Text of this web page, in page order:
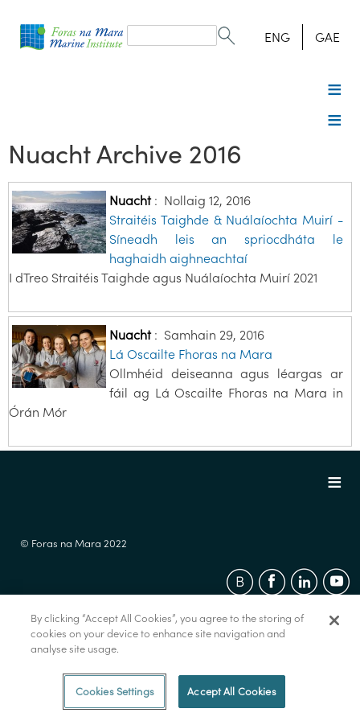
form
Search ENG GAE
Nuacht Archive 2016
Nuacht: Nollaig 12, 2016
Straitéis Taighde & Nuálaíochta Muirí -
Síneadh leis an spriocdháta le
haghaidh aighneachtaí
I dTreo Straitéis Taighde agus Nuálaíochta Muirí 2021
Nuacht: Samhain 29, 2016
Lá Oscailte Fhoras na Mara
Ollmhéid deiseanna agus léargas ar
fáil ag Lá Oscailte Fhoras na Mara in
Órán Mór
© Foras na Mara 2022
By clicking “Accept All Cookies”, you agree to the storing of
cookies on your device to enhance site navigation and
analyse site usage.
Cookies Settings Accept All Cookies